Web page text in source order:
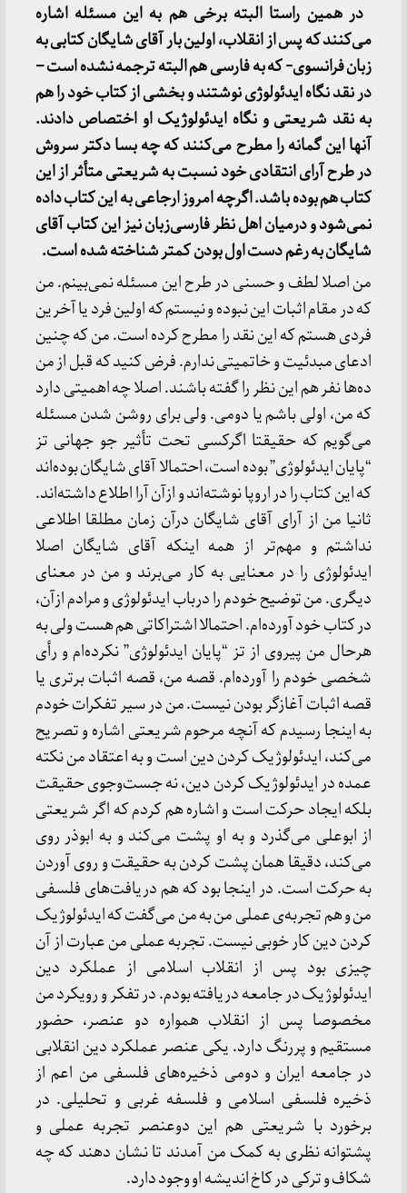
در همین راستا البته برخی هم به این مسئله اشاره
می‌کنند که پس از انقلاب، اولین بار آقای شایگان کتابی به
زبان فرانسوی- که به فارسی هم البته ترجمه نشده است–
در نقد نگاه ایدئولوژی نوشتند و بخشی از کتاب خود را هم
به نقد شریعتی و نگاه ایدئولوژیک او اختصاص دادند.
آنها این گمانه را مطرح می‌کنند که چه بسا دکتر سروش
در طرح آرای انتقادی خود نسبت به شریعتی متأثر از این
کتاب هم بوده باشد. اگرچه امروز ارجاعی به این کتاب داده
نمی‌شود و درمیان اهل نظر فارسی‌زبان نیز این کتاب آقای
شایگان به‌ رغم دست اول بودن کمتر شناخته شده است.
من اصلا لطف و حسنی در طرح این مسئله نمی‌بینم. من
که در مقام اثبات این نبوده و نیستم که اولین فرد یا آخرین
فردی هستم که این نقد را مطرح کرده است. من که چنین
ادعای مبدئیت و خاتمیتی ندارم. فرض کنید که قبل از من
ده‌ها نفر هم این نظر را گفته باشند. اصلا چه اهمیتی دارد
که من، اولی باشم یا دومی. ولی برای روشن شدن مسئله
می‌گویم که حقیقتا اگرکسی تحت تأثیر جو جهانی تز
“پایان ایدئولوژی” بوده است، احتمالا آقای شایگان بوده‌اند
که این کتاب را در اروپا نوشته‌اند و ازآن آرا اطلاع داشته‌اند.
ثانیا من از آرای آقای شایگان درآن زمان مطلقا اطلاعی
نداشتم و مهم‌تر از همه اینکه آقای شایگان اصلا
ایدئولوژی را در معنایی به کار می‌برند و من در معنای
دیگری. من توضیح خودم را درباب ایدئولوژی و مرادم ازآن،
در کتاب خود آورده‌ام. احتمالا اشتراکاتی هم هست ولی به
هرحال من پیروی از تز “پایان ایدئولوژی” نکرده‌ام و رأی
شخصی خودم را آورده‌ام. قصه من، قصه اثبات برتری یا
قصه اثبات آغازگر بودن نیست. من در سیر تفکرات خودم
به اینجا رسیدم که آنچه مرحوم شریعتی اشاره و تصریح
می‌کند، ایدئولوژیک کردن دین است و به اعتقاد من نکته
عمده در ایدئولوژیک کردن دین، نه جست‌وجوی حقیقت
بلکه ایجاد حرکت است و اشاره هم کردم که اگر شریعتی
از ابوعلی می‌گذرد و به او پشت می‌کند و به ابوذر روی
می‌کند، دقیقا همان پشت کردن به حقیقت و روی آوردن
به حرکت است. در اینجا بود که هم دریافت‌های فلسفی
من و هم تجربه‌ی عملی من به من می‌گفت که ایدئولوژیک
کردن دین کار خوبی نیست. تجربه عملی من عبارت از آن
چیزی بود پس از انقلاب اسلامی از عملکرد دین
ایدئولوژیک در جامعه دریافته بودم. در تفکر و رویکرد من
مخصوصا پس از انقلاب همواره دو عنصر، حضور
مستقیم و پررنگ دارد. یکی عنصر عملکرد دین انقلابی
در جامعه ایران و دومی ذخیره‌های فلسفی من اعم از
ذخیره فلسفی اسلامی و فلسفه غربی و تحلیلی. در
برخورد با شریعتی هم این دوعنصر تجربه عملی و
پشتوانه نظری به کمک من آمدند تا نشان دهند که چه
شکاف و ترکی در کاخ اندیشه او وجود دارد.